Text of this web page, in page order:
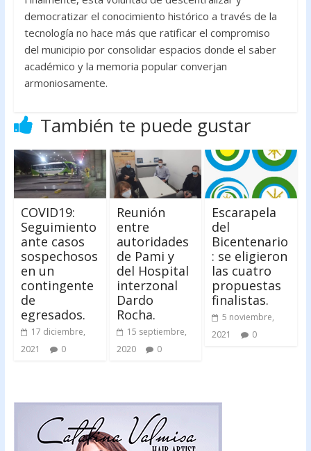
democratizar el conocimiento histórico a través de la
tecnología no hace más que ratificar el compromiso
del municipio por consolidar espacios donde el saber
académico y la memoria popular converjan
armoniosamente.
También te puede gustar
COVID19:
Seguimiento
ante casos
sospechosos
en un
contingente
de
egresados.
17 diciembre,
2021
0
Reunión
entre
autoridades
de Pami y
del Hospital
interzonal
Dardo
Rocha.
15 septiembre,
2020
0
Escarapela
del
Bicentenario
: se eligieron
las cuatro
propuestas
finalistas.
5 noviembre,
2021
0